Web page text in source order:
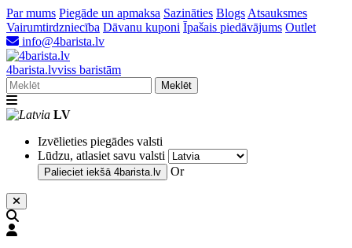
Par mums Piegāde un apmaksa Sazināties Blogs Atsauksmes
Vairumtirdzniecība Dāvanu kuponi Īpašais piedāvājums Outlet
info@4barista.lv
4barista.lvviss baristām
Meklēt
LV
Izvēlieties piegādes valsti
Lūdzu, atlasiet savu valsti
Palieciet iekšā 4barista.lv Or